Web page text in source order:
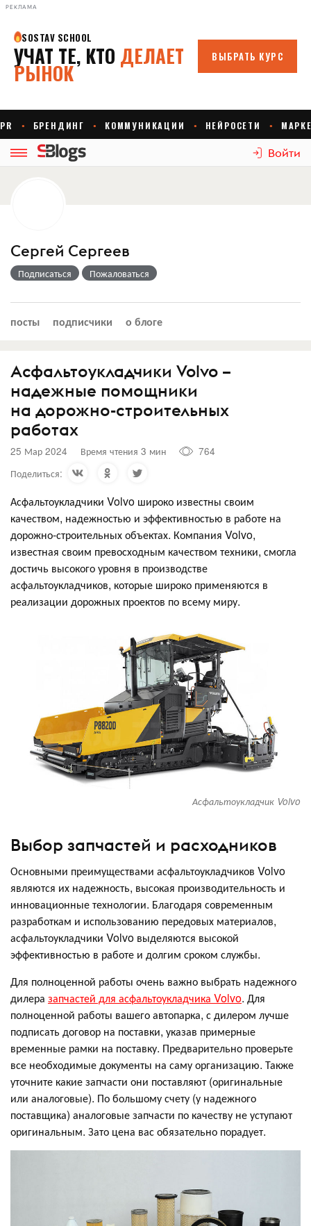
РЕКЛАМА
Войти
Сергей Сергеев
Подписаться Пожаловаться
посты подписчики о блоге
Асфальтоукладчики Volvo –
надежные помощники
на дорожно-строительных
работах
25 Мар 2024 Время чтения 3 мин
764
Поделиться:
Асфальтоукладчики Volvo широко известны своим
качеством, надежностью и эффективностью в работе на
дорожно-строительных объектах. Компания Volvo,
известная своим превосходным качеством техники, смогла
достичь высокого уровня в производстве
асфальтоукладчиков, которые широко применяются в
реализации дорожных проектов по всему миру.
Асфальтоукладчик Volvo
Выбор запчастей и расходников
Основными преимуществами асфальтоукладчиков Volvo
являются их надежность, высокая производительность и
инновационные технологии. Благодаря современным
разработкам и использованию передовых материалов,
асфальтоукладчики Volvo выделяются высокой
эффективностью в работе и долгим сроком службы.
Для полноценной работы очень важно выбрать надежного
дилера запчастей для асфальтоукладчика Volvo. Для
полноценной работы вашего автопарка, с дилером лучше
подписать договор на поставки, указав примерные
временные рамки на поставку. Предварительно проверьте
все необходимые документы на саму организацию. Также
уточните какие запчасти они поставляют (оригинальные
или аналоговые). По большому счету (у надежного
поставщика) аналоговые запчасти по качеству не уступают
оригинальным. Зато цена вас обязательно порадует.